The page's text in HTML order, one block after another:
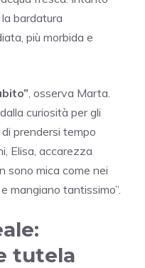
bardatura
più morbida e
, osserva Marta.
curiosità per gli
prendersi tempo
Elisa, accarezza
sono mica come nei
mangiano tantissimo”.
tutela